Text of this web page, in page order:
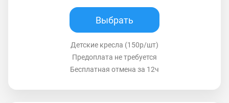
Выбрать
Детские кресла (150р/шт)
Предоплата не требуется
Бесплатная отмена за 12ч